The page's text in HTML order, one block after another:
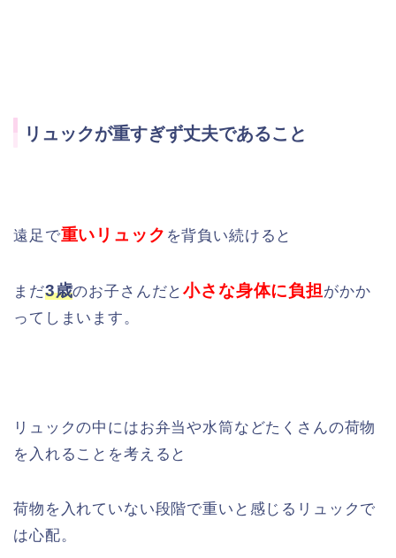
リュックが重すぎず丈夫であること
遠足で重いリュック を背負い続けると
まだ3歳のお子さんだと小さな身体に負担 がかか
ってしまいます。
リュックの中にはお弁当や水筒などたくさんの荷物
を入れることを考えると
荷物を入れていない段階で重いと感じるリュックで
は心配。